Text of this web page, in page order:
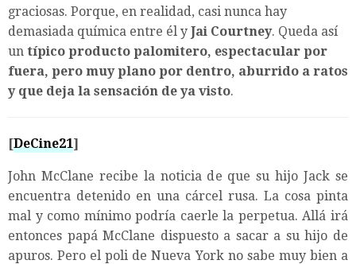
graciosas. Porque, en realidad, casi nunca hay
demasiada química entre él y Jai Courtney. Queda así
un típico producto palomitero, espectacular por
fuera, pero muy plano por dentro, aburrido a ratos
y que deja la sensación de ya visto.
[DeCine21]
John McClane recibe la noticia de que su hijo Jack se
encuentra detenido en una cárcel rusa. La cosa pinta
mal y como mínimo podría caerle la perpetua. Allá irá
entonces papá McClane dispuesto a sacar a su hijo de
apuros. Pero el poli de Nueva York no sabe muy bien a